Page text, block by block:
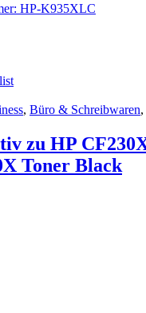
HP-K935XLC
, Büro & Schreibwaren,
zu HP
Toner Black